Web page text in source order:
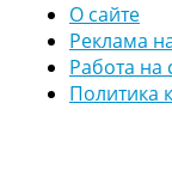
О сайте
Реклама
Работа на
Политика